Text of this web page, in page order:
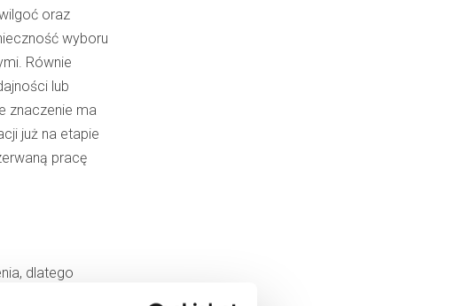
oraz
wyboru
Równie
lub
znaczenie ma
już na etapie
pracę
dlatego
ma także